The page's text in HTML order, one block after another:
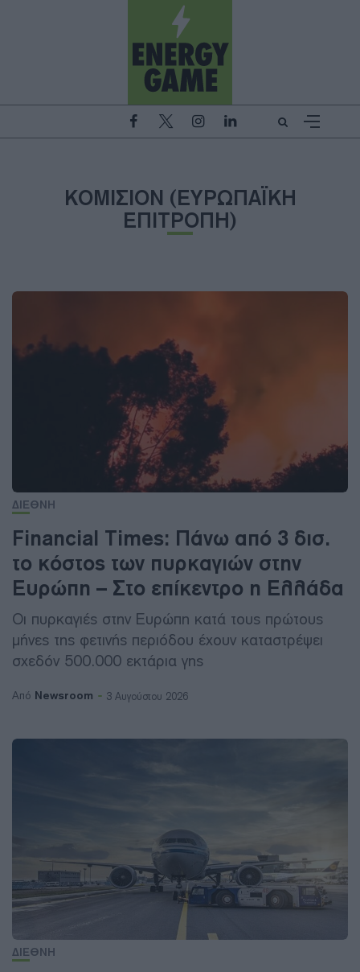
ΚΟΜΙΣΙΟΝ (ΕΥΡΩΠΑΪΚΗ
ΕΠΙΤΡΟΠΗ)
ΔΙΕΘΝΗ
Financial Times: Πάνω από 3 δισ.
το κόστος των πυρκαγιών στην
Ευρώπη – Στο επίκεντρο η Ελλάδα
Οι πυρκαγιές στην Ευρώπη κατά τους πρώτους
μήνες της φετινής περιόδου έχουν καταστρέψει
σχεδόν 500.000 εκτάρια γης
Από Newsroom 3 Αυγούστου 2026
ΔΙΕΘΝΗ